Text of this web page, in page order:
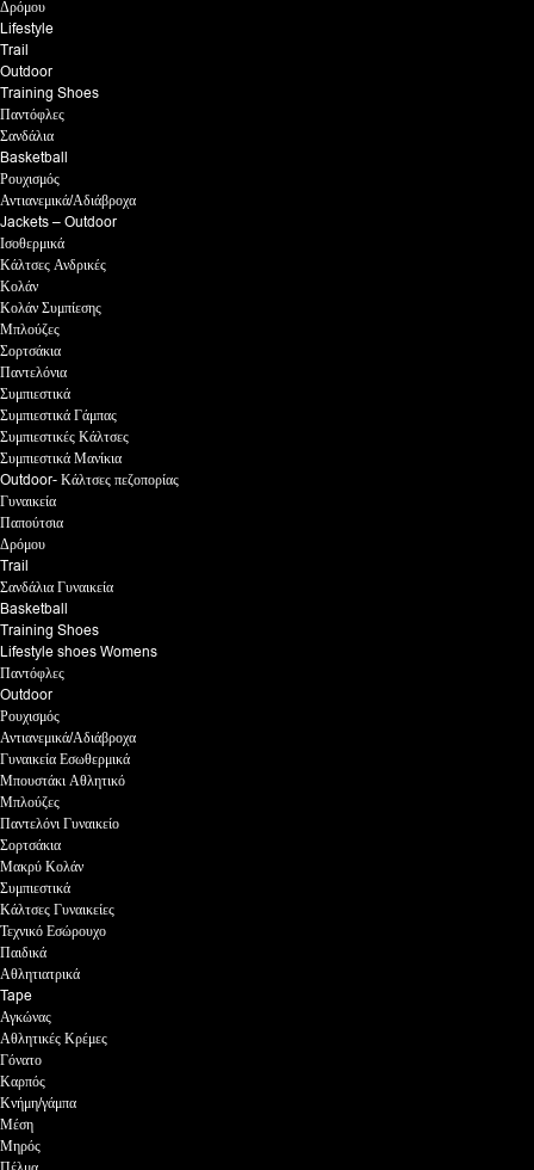
Δρόμου
Lifestyle
Trail
Outdoor
Training Shoes
Παντόφλες
Σανδάλια
Basketball
Ρουχισμός
Αντιανεμικά/Αδιάβροχα
Jackets – Outdoor
Ισοθερμικά
Κάλτσες Ανδρικές
Κολάν
Κολάν Συμπίεσης
Μπλούζες
Σορτσάκια
Παντελόνια
Συμπιεστικά
Συμπιεστικά Γάμπας
Συμπιεστικές Κάλτσες
Συμπιεστικά Μανίκια
Outdoor- Κάλτσες πεζοπορίας
Γυναικεία
Παπούτσια
Δρόμου
Trail
Σανδάλια Γυναικεία
Basketball
Training Shoes
Lifestyle shoes Womens
Παντόφλες
Outdoor
Ρουχισμός
Αντιανεμικά/Αδιάβροχα
Γυναικεία Εσωθερμικά
Μπουστάκι Αθλητικό
Μπλούζες
Παντελόνι Γυναικείο
Σορτσάκια
Μακρύ Κολάν
Συμπιεστικά
Κάλτσες Γυναικείες
Τεχνικό Εσώρουχο
Παιδικά
Αθλητιατρικά
Tape
Αγκώνας
Αθλητικές Κρέμες
Γόνατο
Καρπός
Κνήμη/γάμπα
Μέση
Μηρός